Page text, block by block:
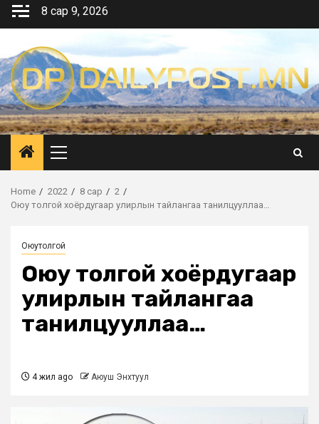
Skip
8 сар 9, 2026
Primary
Menu
Home 2022 8 сар
2
Оюу толгой хоёрдугаар улирлын тайлангаа танилцууллаа…
Оюутолгой
Оюу толгой хоёрдугаар
улирлын тайлангаа
танилцууллаа…
4 жил ago Аюуш Энхтуул